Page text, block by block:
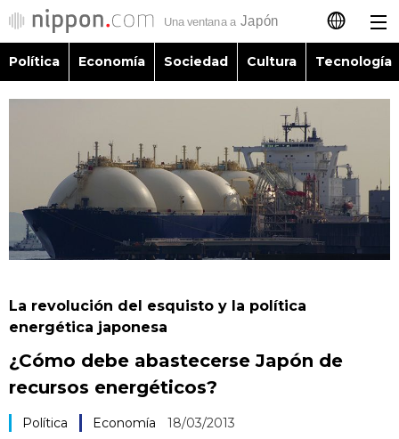
日本語
English
简体字
繁體字
Français
Política
Economía
Cultura
Tecnología
Vida
Política Economía Sociedad Cultura Tecnología
La revolución del esquisto y la política
energética japonesa
¿Cómo debe abastecerse Japón de
recursos energéticos?
Política Economía 18/03/2013